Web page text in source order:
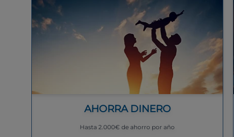
AHORRA DINERO
Hasta 2.000€ de ahorro por año